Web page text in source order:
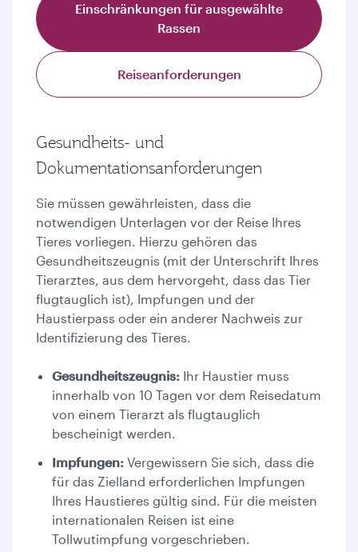
Einschränkungen für ausgewählte
Rassen
Reiseanforderungen
Gesundheits- und
Dokumentationsanforderungen
Sie müssen gewährleisten, dass die
notwendigen Unterlagen vor der Reise Ihres
Tieres vorliegen. Hierzu gehören das
Gesundheitszeugnis (mit der Unterschrift Ihres
Tierarztes, aus dem hervorgeht, dass das Tier
flugtauglich ist), Impfungen und der
Haustierpass oder ein anderer Nachweis zur
Identifizierung des Tieres.
Gesundheitszeugnis: Ihr Haustier muss
innerhalb von 10 Tagen vor dem Reisedatum
von einem Tierarzt als flugtauglich
bescheinigt werden.
Impfungen: Vergewissern Sie sich, dass die
für das Zielland erforderlichen Impfungen
Ihres Haustieres gültig sind. Für die meisten
internationalen Reisen ist eine
Tollwutimpfung vorgeschrieben.